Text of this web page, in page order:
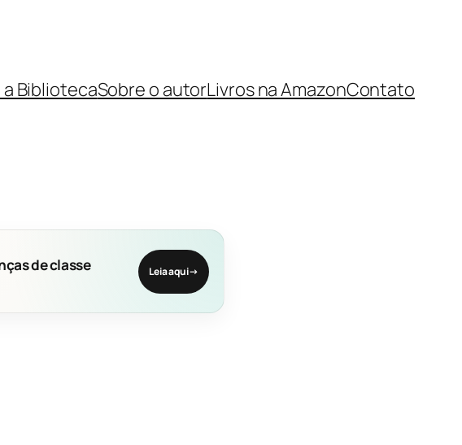
BibliotecaSobre o autorLivros na AmazonContato
de classe
Leia aqui→